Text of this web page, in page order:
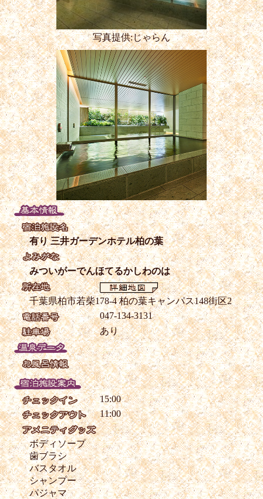
写真提供:じゃらん
有り 三井ガーデンホテル柏の葉
みついがーでんほてるかしわのは
千葉県柏市若柴178-4 柏の葉キャンパス148街区2
047-134-3131
あり
15:00
11:00
ボディソープ
歯ブラシ
バスタオル
シャンプー
パジャマ